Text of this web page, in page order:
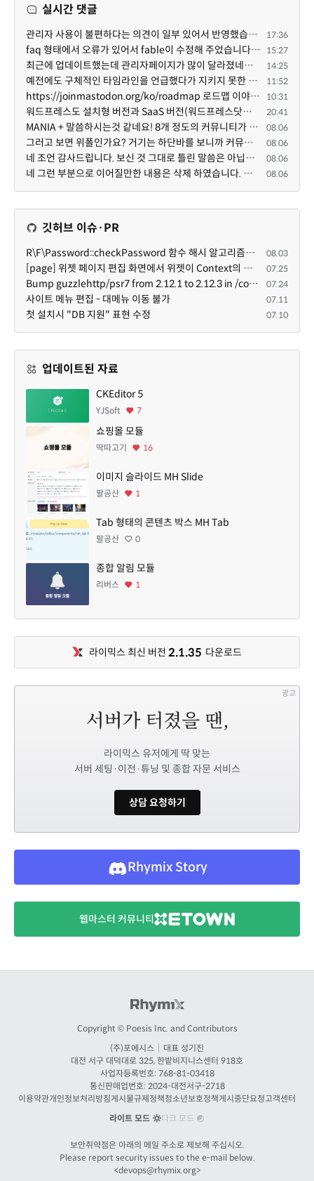
실시간 댓글
관리자 사용이 불편하다는 의견이 일부 있어서 반영했습니다 ㅎㅎ 8.4이상도 지원될 수 있도록 10.5.2 혹은 ... 17:36
faq 형태에서 오류가 있어서 fable이 수정해 주었습니다. 참고하세요. 증상 FAQ형 목록에서 항목을 펼치면 ... 15:27
최근에 업데이트했는데 관리자페이지가 많이 달라졌네요 여기서 모듈 설치하려고 하니 php 8.4.14버전이라 8... 14:25
예전에도 구체적인 타임라인을 언급했다가 지키지 못한 것에 죄송한 마음이 있다 보니 (코어 개발/운영 자체... 11:52
https://joinmastodon.org/ko/roadmap 로드맵 이야기가 나온김에 적자면 공홈에 대략적인 로드맵이 공개되어... 10:31
워드프레스도 설치형 버전과 SaaS 버전(워드프레스닷컴)은 다른 점이 많습니다. SaaS로 제공한다면 GPL 라이... 20:41
MANIA + 말씀하시는것 같네요! 8개 정도의 커뮤니티가 저 MANIA+ 기반으로 구축된거로 알고 있습니다. SaaS ... 08.06
그러고 보면 위폴인가요? 거기는 하단바를 보니까 커뮤니티 빌딩 SaaS 솔루션을 사용하고 있는거 같더라고요... 08.06
네 조언 감사드립니다. 보신 것 그대로 틀린 말씀은 아닙니다. 다만, 배포한 것에 대해 흥미가 떨어져서 뒷... 08.06
네 그런 부분으로 이어질만한 내용은 삭제 하였습니다. 불편을 드려 죄송합니다. 저희는 비즈니스 완성할 수... 08.06
깃허브 이슈·PR
R\F\Password::checkPassword 함수 해시 알고리즘을 암시적으로 호출하는 경우 Argon2id 해시 비교 실패 08.03
[page] 위젯 페이지 편집 화면에서 위젯이 Context의 module_info를 덮어쓰면 저장이 ERR_ACT_IS_NOT_STANDALONE으로 실패 07.25
Bump guzzlehttp/psr7 from 2.12.1 to 2.12.3 in /common 07.24
사이트 메뉴 편집 - 대메뉴 이동 불가 07.11
첫 설치시 "DB 지원" 표현 수정 07.10
업데이트된 자료
CKEditor 5
YJSoft 7
쇼핑몰 모듈
딱따고기 16
이미지 슬라이드 MH Slide
팔공산 1
Tab 형태의 콘텐츠 박스 MH Tab
팔공산 0
종합 알림 모듈
리버스 1
라이믹스 최신 버전 2.1.35 다운로드
광고
라이믹스 유저에게 딱 맞는
서버 세팅·이전·튜닝 및 종합 자문 서비스
상담 요청하기
Rhymix Story
웹마스터 커뮤니티
Copyright © Poesis Inc. and Contributors
(주)포에시스 | 대표 성기진
대전 서구 대덕대로 325, 한밭비지니스센터 918호
사업자등록번호: 768-81-03418
통신판매업번호: 2024-대전서구-2718
이용약관개인정보처리방침게시물규제정책청소년보호정책게시중단요청고객센터
라이트 모드
다크 모드
보안취약점은 아래의 메일 주소로 제보해 주십시오.
Please report security issues to the e-mail below.
<devops@rhymix.org>